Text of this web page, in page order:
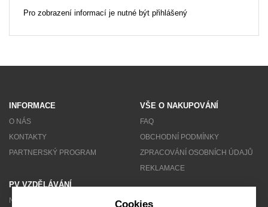
Pro zobrazení informací je nutné být přihlášený
INFORMACE
O NÁS
KONTAKTY
PARTNERSKÝ PROGRAM
VŠE O NAKUPOVÁNÍ
FAQ
OBCHODNÍ PODMÍNKY
ZPRACOVÁNÍ OSOBNÍCH ÚDAJŮ
REKLAMACE
PV VZDĚLÁVÁNÍ
NEWSLETTER Cookies